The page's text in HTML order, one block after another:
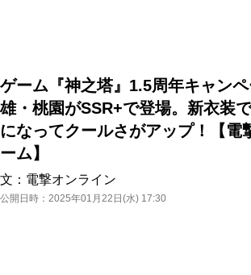
ゲーム『神之塔』1.5周年キャン
雄・桃園がSSR+で登場。新衣装
になってクールさがアップ！【電
ーム】
文： 電撃オンライン
公開日時： 2025年01月22日(水) 17:30